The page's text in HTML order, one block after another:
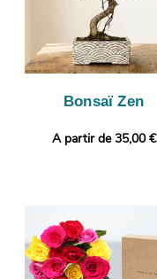
Bonsaï Zen
A partir de 35,00 €